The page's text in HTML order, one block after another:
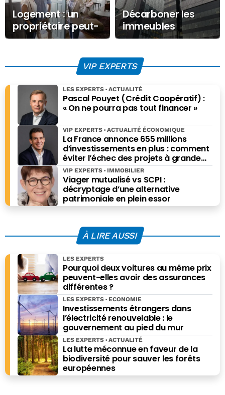
Logement : un
propriétaire peut-
il faire visiter son
Décarboner les
immeubles
collectifs : les
VIP EXPERTS
Pascal Pouyet (Crédit Coopératif) :
« On ne pourra pas tout financer »
LES EXPERTS ACTUALITÉ
La France annonce 655 millions
d’investissements en plus : comment
éviter l’échec des projets à grande
échelle ?
VIP EXPERTS ACTUALITÉ ÉCONOMIQUE
Viager mutualisé vs SCPI :
décryptage d’une alternative
patrimoniale en plein essor
VIP EXPERTS IMMOBILIER
À LIRE AUSSI
Pourquoi deux voitures au même prix
peuvent-elles avoir des assurances
différentes ?
LES EXPERTS
Investissements étrangers dans
l’électricité renouvelable : le
gouvernement au pied du mur
LES EXPERTS ECONOMIE
La lutte méconnue en faveur de la
biodiversité pour sauver les forêts
européennes
LES EXPERTS ACTUALITÉ